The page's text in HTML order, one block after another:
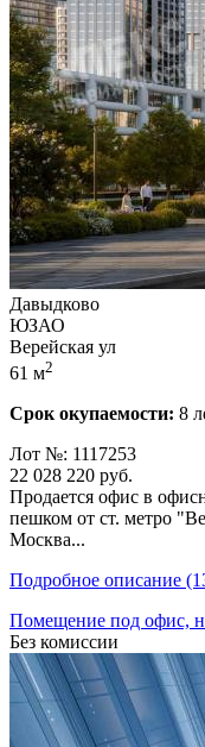
Давыдково
ЮЗАО
Верейская ул
61 м2
Срок окупаемости: 8
Лот №: 1117253
22 028 220 руб.
Продается офис в
пешком от ст. метро
Москва...
Подробное описание
Помещение под офис,
Без комиссии